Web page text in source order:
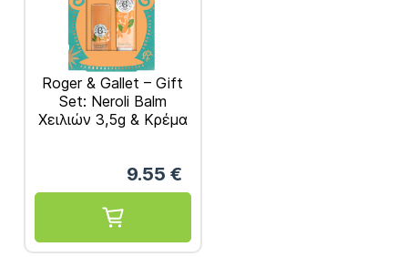
Roger & Gallet – Gift
Set: Neroli Balm
Χειλιών 3,5g & Κρέμα
9.55 €